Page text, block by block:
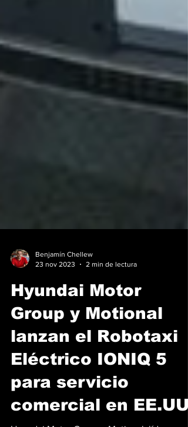
Hyundai Motor
Group y Motional
lanzan el Robotaxi
Eléctrico IONIQ 5
para servicio
comercial en EE.UU